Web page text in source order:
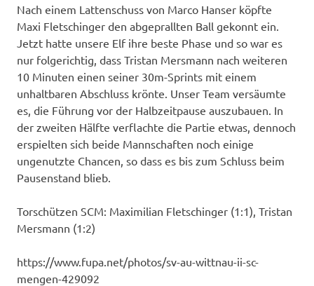
Nach einem Lattenschuss von Marco Hanser köpfte
Maxi Fletschinger den abgeprallten Ball gekonnt ein.
Jetzt hatte unsere Elf ihre beste Phase und so war es
nur folgerichtig, dass Tristan Mersmann nach weiteren
10 Minuten einen seiner 30m-Sprints mit einem
unhaltbaren Abschluss krönte. Unser Team versäumte
es, die Führung vor der Halbzeitpause auszubauen. In
der zweiten Hälfte verflachte die Partie etwas, dennoch
erspielten sich beide Mannschaften noch einige
ungenutzte Chancen, so dass es bis zum Schluss beim
Pausenstand blieb.
Torschützen SCM: Maximilian Fletschinger (1:1), Tristan
Mersmann (1:2)
https://www.fupa.net/photos/sv-au-wittnau-ii-sc-
mengen-429092